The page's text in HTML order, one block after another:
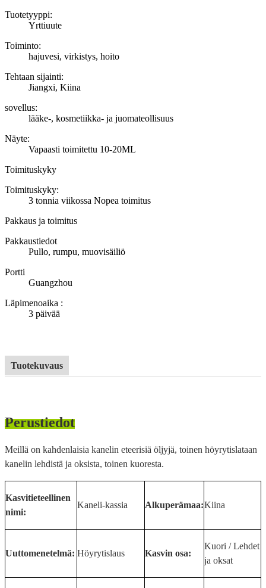
Tuotetyyppi:
Yrttiuute
Toiminto:
hajuvesi, virkistys, hoito
Tehtaan sijainti:
Jiangxi, Kiina
sovellus:
lääke-, kosmetiikka- ja juomateollisuus
Näyte:
Vapaasti toimitettu 10-20ML
Toimituskyky
Toimituskyky:
3 tonnia viikossa Nopea toimitus
Pakkaus ja toimitus
Pakkaustiedot
Pullo, rumpu, muovisäiliö
Portti
Guangzhou
Läpimenoaika :
3 päivää
Tuotekuvaus
Perustiedot
Meillä on kahdenlaisia ​​kanelin eteerisiä öljyjä, toinen höyrytislataan
kanelin lehdistä ja oksista, toinen kuoresta.
Kasvitieteellinen
nimi:
Kaneli-kassia Alkuperämaa:Kiina
Uuttomenetelmä: Höyrytislaus Kasvin osa:
Kuori / Lehdet
ja oksat